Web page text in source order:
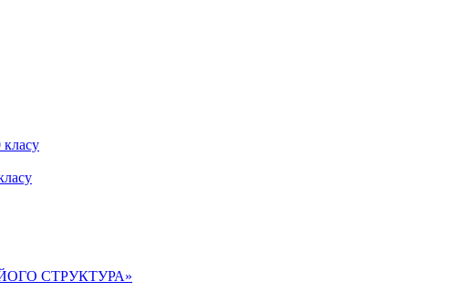
класу
СТРУКТУРА»